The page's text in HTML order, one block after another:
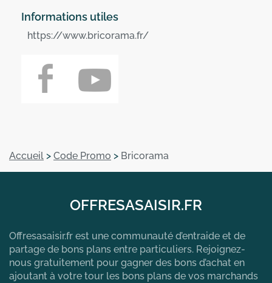
Informations utiles
https://www.bricorama.fr/
Accueil > Code Promo > Bricorama
OFFRESASAISIR.FR
Offresasaisir.fr est une communauté d’entraide et de
partage de bons plans entre particuliers. Rejoignez-
nous gratuitement pour gagner des bons d’achat en
ajoutant à votre tour les bons plans de vos marchands